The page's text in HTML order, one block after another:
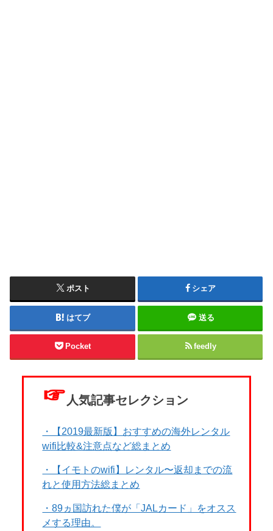
ポスト シェア
はてブ 送る
Pocket feedly
☞ 人気記事セレクション
・【2019最新版】おすすめの海外レンタル
wifi比較&注意点など総まとめ
・【イモトのwifi】レンタル〜返却までの流
れと使用方法総まとめ
・89ヵ国訪れた僕が「JALカード」をオスス
メする理由。